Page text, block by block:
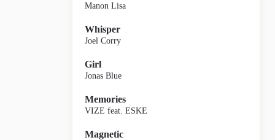
Manon Lisa
Whisper
Joel Corry
Girl
Jonas Blue
Memories
VIZE feat. ESKE
Magnetic